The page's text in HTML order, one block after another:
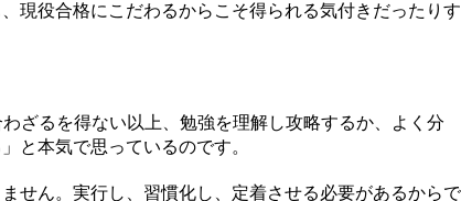
現役合格にこだわるからこそ得られる気付きだったりす
ざるを得ない以上、勉強を理解し攻略するか、よく分
と本気で思っているのです。
せん。実行し、習慣化し、定着させる必要があるからで